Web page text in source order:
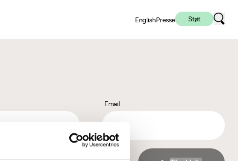
EnglishPresse Støt
Email